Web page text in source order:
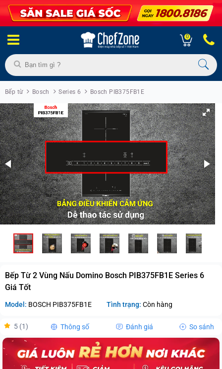
0
Bếp từ Bosch Series 6 Bosch PIB375FB1E
Bếp Từ 2 Vùng Nấu Domino Bosch PIB375FB1E Series 6
Giá Tốt
Model: BOSCH PIB375FB1E Tình trạng: Còn hàng
5 (1) Thông số Đánh giá So sánh